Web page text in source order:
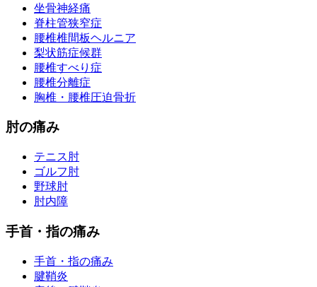
坐骨神経痛
脊柱管狭窄症
腰椎椎間板ヘルニア
梨状筋症候群
腰椎すべり症
腰椎分離症
胸椎・腰椎圧迫骨折
肘の痛み
テニス肘
ゴルフ肘
野球肘
肘内障
手首・指の痛み
手首・指の痛み
腱鞘炎